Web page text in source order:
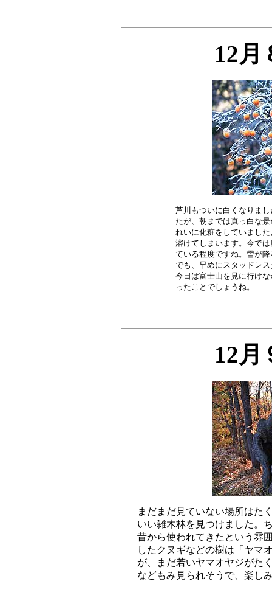
12月
芦川もついに白くなりま
たが、朝までは真っ白な
れいに化粧をしていまし
溶けてしまいます。今で
ている程度ですね。雪が
でも、早めにスタッドレ
今日は富士山を見に行け
12月
まだまだ見ていない場所はた
いい雑木林を見つけました。
昔から使われてきたという雰
したクヌギなどの樹は「ヤマ
が、まだ若いヤマオヤジがた